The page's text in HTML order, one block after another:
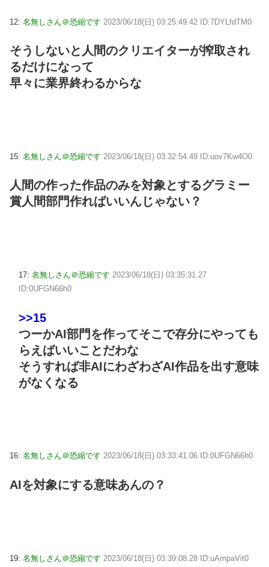
12: 名無しさん＠恐縮です 2023/06/18(日) 03:25:49.42 ID:7DYLfdTM0
そうしないと人間のクリエイターが搾取され
るだけになって
早々に業界終わるからな
15: 名無しさん＠恐縮です 2023/06/18(日) 03:32:54.49 ID:uov7Kw4O0
人間の作った作品のみを対象とするグラミー
賞人間部門作ればいいんじゃない？
17: 名無しさん＠恐縮です 2023/06/18(日) 03:35:31.27
ID:0UFGN66h0
>>15
つーかAI部門を作ってそこで存分にやっても
らえばいいことだわな
そうすれば非AIにわざわざAI作品を出す意味
がなくなる
16: 名無しさん＠恐縮です 2023/06/18(日) 03:33:41.06 ID:0UFGN66h0
AIを対象にする意味あんの？
19: 名無しさん＠恐縮です 2023/06/18(日) 03:39:08.28 ID:uAmpaVit0